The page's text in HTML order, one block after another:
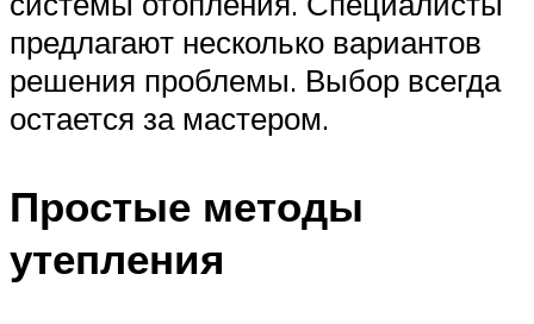
предлагают несколько вариантов
решения проблемы. Выбор всегда
остается за мастером.
Простые методы
утепления